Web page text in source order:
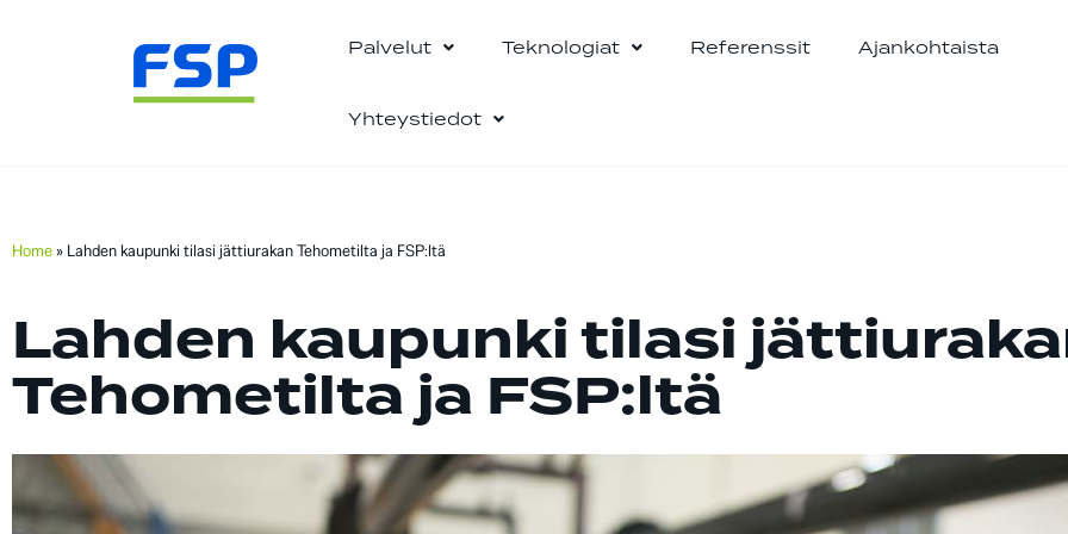
Palvelut Teknologiat Referenssit Ajankohtaista
Yhteystiedot
Home » Lahden kaupunki tilasi jättiurakan Tehometilta ja FSP:ltä
Lahden kaupunki tilasi
Tehometilta ja FSP:ltä